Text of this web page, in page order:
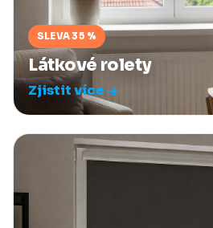
SLEVA 35 %
Látkové rolety
Zjistit více